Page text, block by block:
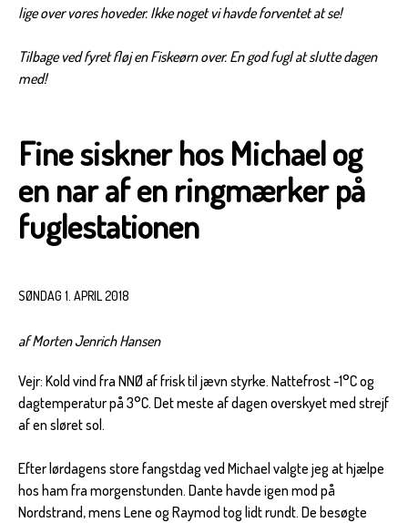
lige over vores hoveder. Ikke noget vi havde forventet at se!
Tilbage ved fyret fløj en Fiskeørn over. En god fugl at slutte dagen
med!
Fine siskner hos Michael og
en nar af en ringmærker på
fuglestationen
SØNDAG 1. APRIL 2018
af Morten Jenrich Hansen
Vejr: Kold vind fra NNØ af frisk til jævn styrke. Nattefrost -1°C og
dagtemperatur på 3°C. Det meste af dagen overskyet med strejf
af en sløret sol.
Efter lørdagens store fangstdag ved Michael valgte jeg at hjælpe
hos ham fra morgenstunden. Dante havde igen mod på
Nordstrand, mens Lene og Raymod tog lidt rundt. De besøgte